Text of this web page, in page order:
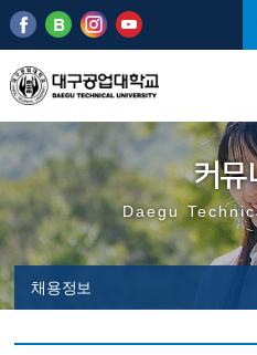
주
본문 바
커뮤
Daegu
채용정보